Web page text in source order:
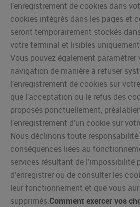
l’enregistrement de cookies dans
cookies intégrés dans les pages et
seront temporairement stockés
votre terminal et lisibles uniquement
Vous pouvez également
navigation de manière à refuser
l’enregistrement de cookies sur
que l’acceptation ou le refus des
proposés ponctuellement,
l’enregistrement d’un cookie sur
Nous déclinons toute
conséquences liées au
services résultant de l’impossibilité
d’enregistrer ou de consulter les
leur fonctionnement et que vous
supprimés.Comment exercer vos